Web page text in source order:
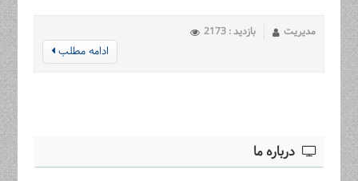
مدیریت بازدید : 2173
ادامه مطلب
درباره ما